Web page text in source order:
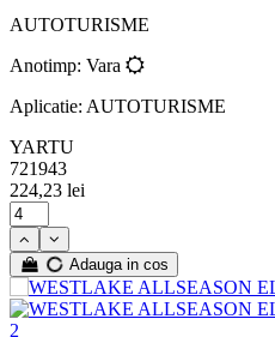
AUTOTURISME
Anotimp: Vara
Aplicatie: AUTOTURISME
YARTU
721943
224,23 lei
Adauga in cos